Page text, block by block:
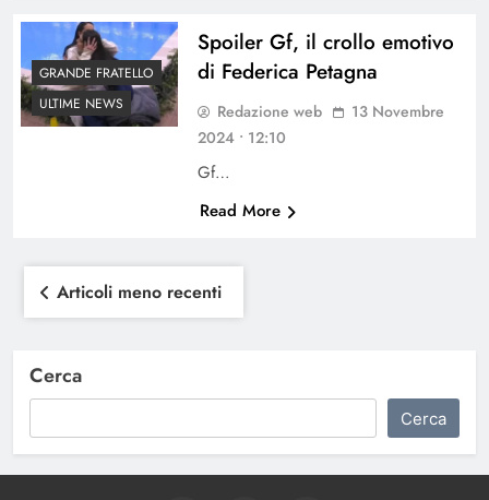
GRANDE FRATELLO
ULTIME NEWS
Spoiler Gf, il crollo emotivo
di Federica Petagna
Redazione web
13 Novembre
2024 • 12:10
Gf…
Read More
Navigazione
articoli
Articoli meno recenti
Cerca
Cerca